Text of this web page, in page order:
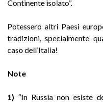
Continente isolato”.
Potessero altri Paesi
tradizioni, specialmente
caso dell’Italia!
Note
1) “In Russia non esiste